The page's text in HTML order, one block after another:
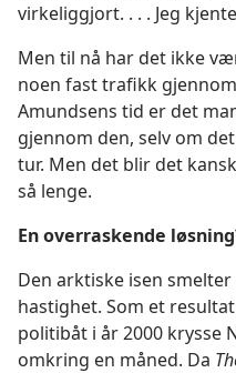
virkeliggjort. . . . Jeg
Men til nå har det ikke
noen fast trafikk
Amundsens tid er det
gjennom den, selv om
tur. Men det blir det
så lenge.
En overraskende
Den arktiske isen
hastighet. Som et
politibåt i år 2000 krysse
omkring en måned. Da